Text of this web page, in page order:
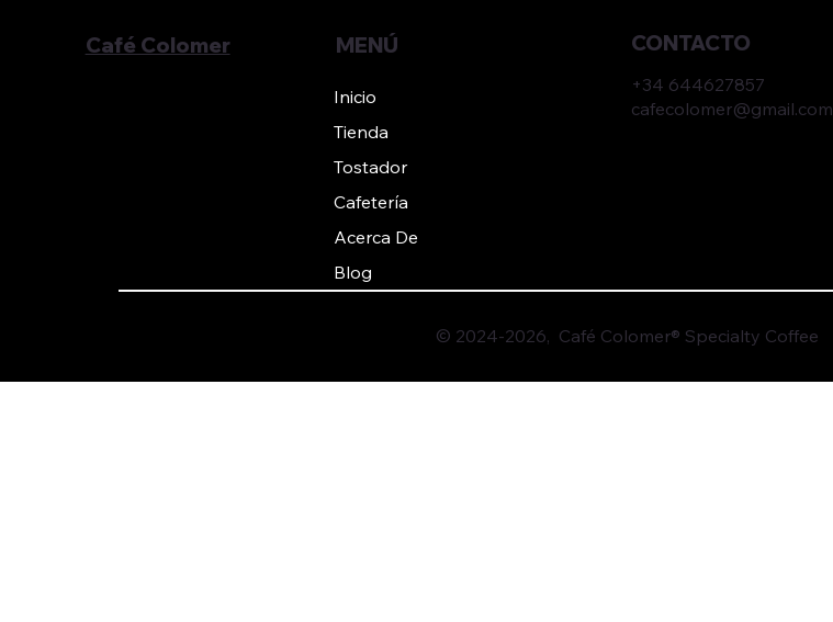
Café Colomer MENÚ
Inicio
Tienda
Tostador
Cafetería
Acerca De
Blog
CONTACTO
+34 644627857
cafecolomer@gmail.com
© 2024-2026, Café Colomer® Specialty Coffee